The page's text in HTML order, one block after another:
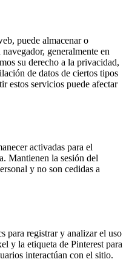
puede almacenar o
generalmente en
su derecho a la privacidad,
de datos de ciertos tipos
estos servicios puede afectar
activadas para el
Mantienen la sesión del
y no son cedidas a
para registrar y analizar el uso
y la etiqueta de Pinterest para
interactúan con el sitio.